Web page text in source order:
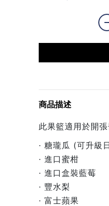
商品描述
此果籃適用於開
· 糖瓏瓜 (可升級
· 進口蜜柑
· 進口盒裝藍莓
· 豐水梨
· 富士蘋果